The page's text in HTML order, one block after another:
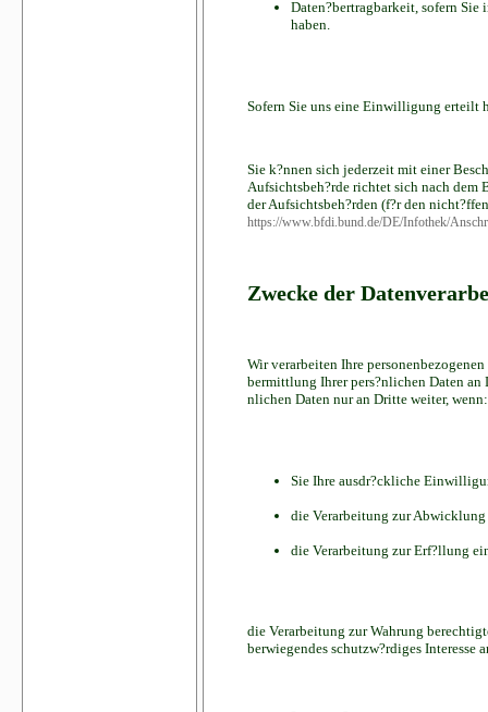
Daten?bertragbarkeit, sofern
haben.
Sofern Sie uns eine Einwilligung erteilt
Sie k?nnen sich jederzeit mit einer
Aufsichtsbeh?rde richtet sich nach dem
der Aufsichtsbeh?rden (f?r den
https://www.bfdi.bund.de/DE/Infothek/
Zwecke der
Wir verarbeiten Ihre
bermittlung Ihrer pers?nlichen Daten an
nlichen Daten nur an Dritte weiter, wenn:
Sie Ihre ausdr?ckliche
die Verarbeitung zur
die Verarbeitung zur Erf?llung
die Verarbeitung zur Wahrung
berwiegendes schutzw?rdiges Interesse